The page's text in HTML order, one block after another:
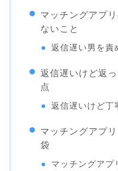
マッチングアプ
ないこと
返信遅い男を責
返信遅いけど返
点
返信遅いけど丁
マッチングアプ
袋
マッチングアプ